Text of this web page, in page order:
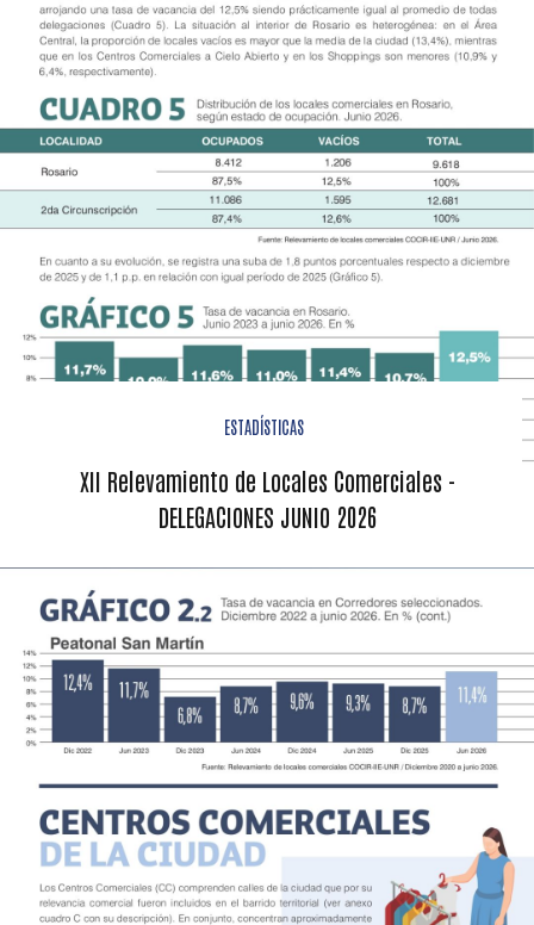
ESTADÍSTICAS
XII Relevamiento de Locales Comerciales -
DELEGACIONES JUNIO 2026